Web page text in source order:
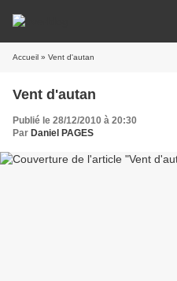
Accueil » Vent d'autan
Vent d'autan
Publié le 28/12/2010 à 20:30
Par Daniel PAGES